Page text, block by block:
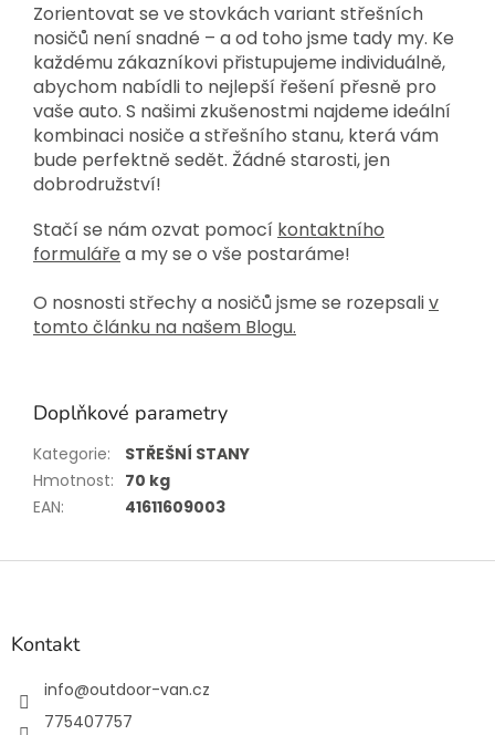
Zorientovat se ve stovkách variant střešních
nosičů není snadné – a od toho jsme tady my. Ke
každému zákazníkovi přistupujeme individuálně,
abychom nabídli to nejlepší řešení přesně pro
vaše auto. S našimi zkušenostmi najdeme ideální
kombinaci nosiče a střešního stanu, která vám
bude perfektně sedět. Žádné starosti, jen
dobrodružství!
Stačí se nám ozvat pomocí kontaktního
formuláře a my se o vše postaráme!
O nosnosti střechy a nosičů jsme se rozepsaliv
tomto článku na našem Blogu.
Doplňkové parametry
Kategorie:
STŘEŠNÍ STANY
Hmotnost: 70 kg
EAN: 41611609003
Z
Kontakt
info@outdoor-van.cz
775407757